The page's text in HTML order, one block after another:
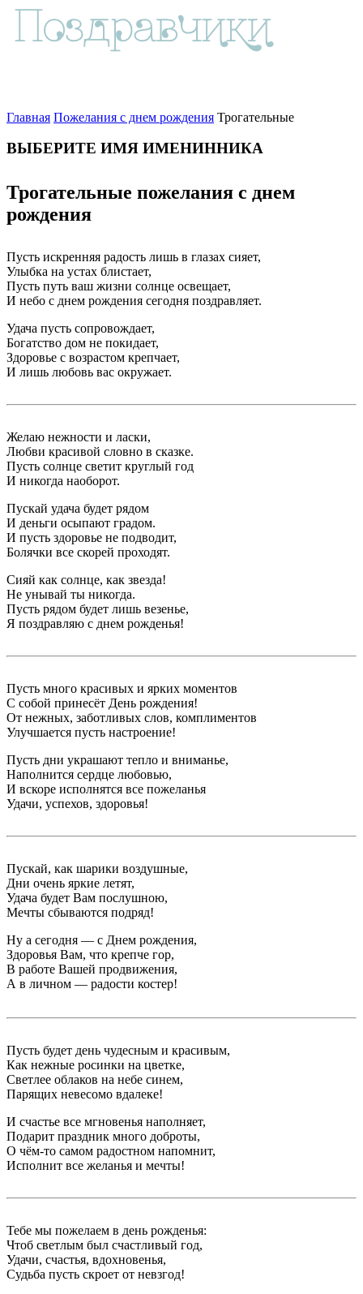
Главная Пожелания с днем рождения Трогательные
ВЫБЕРИТЕ ИМЯ ИМЕНИННИКА
Трогательные пожелания с днем
рождения
Пусть искренняя радость лишь в глазах сияет,
Улыбка на устах блистает,
Пусть путь ваш жизни солнце освещает,
И небо с днем рождения сегодня поздравляет.
Удача пусть сопровождает,
Богатство дом не покидает,
Здоровье с возрастом крепчает,
И лишь любовь вас окружает.
Желаю нежности и ласки,
Любви красивой словно в сказке.
Пусть солнце светит круглый год
И никогда наоборот.
Пускай удача будет рядом
И деньги осыпают градом.
И пусть здоровье не подводит,
Болячки все скорей проходят.
Сияй как солнце, как звезда!
Не унывай ты никогда.
Пусть рядом будет лишь везенье,
Я поздравляю с днем рожденья!
Пусть много красивых и ярких моментов
С собой принесёт День рождения!
От нежных, заботливых слов, комплиментов
Улучшается пусть настроение!
Пусть дни украшают тепло и вниманье,
Наполнится сердце любовью,
И вскоре исполнятся все пожеланья
Удачи, успехов, здоровья!
Пускай, как шарики воздушные,
Дни очень яркие летят,
Удача будет Вам послушною,
Мечты сбываются подряд!
Ну а сегодня — с Днем рождения,
Здоровья Вам, что крепче гор,
В работе Вашей продвижения,
А в личном — радости костер!
Пусть будет день чудесным и красивым,
Как нежные росинки на цветке,
Светлее облаков на небе синем,
Парящих невесомо вдалеке!
И счастье все мгновенья наполняет,
Подарит праздник много доброты,
О чём-то самом радостном напомнит,
Исполнит все желанья и мечты!
Тебе мы пожелаем в день рожденья:
Чтоб светлым был счастливый год,
Удачи, счастья, вдохновенья,
Судьба пусть скроет от невзгод!